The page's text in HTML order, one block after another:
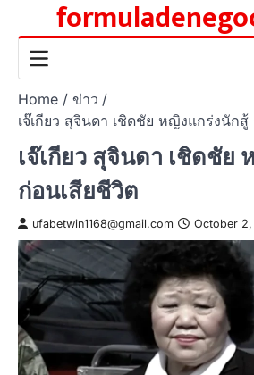
content
Home
ข่าว
เจ๊เกียว สุจินดา เชิดชัย หญิงแกร่งนัก
เจ๊เกียว สุจินดา เชิดชัย
ก่อนเสียชีวิต
ufabetwin1168@gmail.com October